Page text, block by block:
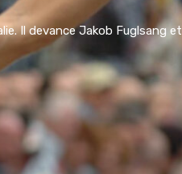
Il devance Jakob Fuglsang et